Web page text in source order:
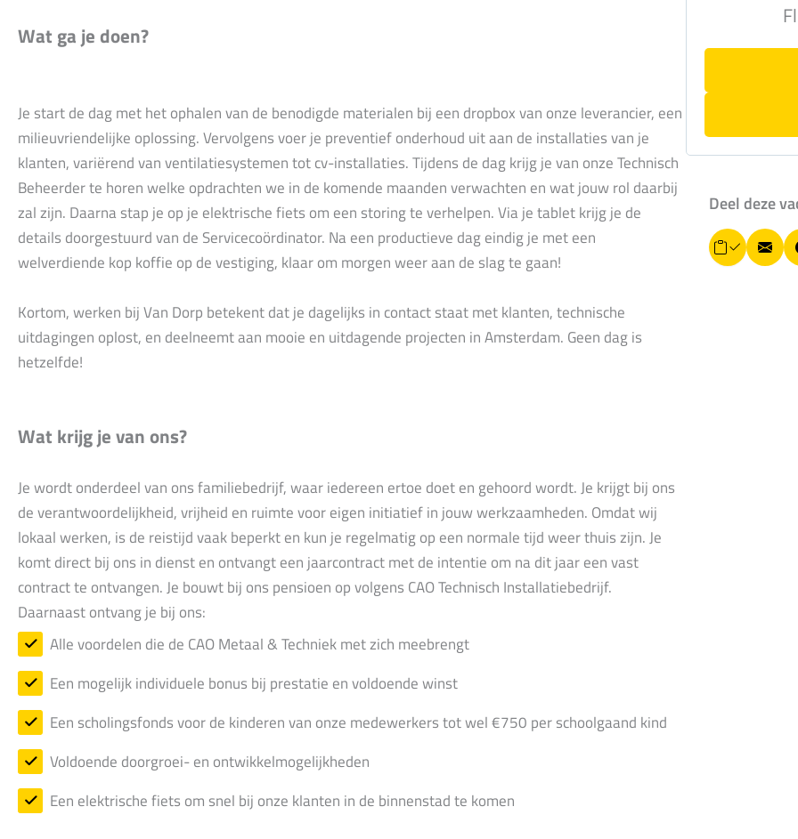
Wat ga je doen?
Je start de dag met het ophalen van de benodigde materialen bij een dropbox van onze leverancier, een
milieuvriendelijke oplossing. Vervolgens voer je preventief onderhoud uit aan de installaties van je
klanten, variërend van ventilatiesystemen tot cv-installaties. Tijdens de dag krijg je van onze Technisch
Beheerder te horen welke opdrachten we in de komende maanden verwachten en wat jouw rol daarbij
zal zijn. Daarna stap je op je elektrische fiets om een storing te verhelpen. Via je tablet krijg je de
details doorgestuurd van de Servicecoördinator. Na een productieve dag eindig je met een
welverdiende kop koffie op de vestiging, klaar om morgen weer aan de slag te gaan!
Kortom, werken bij Van Dorp betekent dat je dagelijks in contact staat met klanten, technische
uitdagingen oplost, en deelneemt aan mooie en uitdagende projecten in Amsterdam. Geen dag is
hetzelfde!
Wat krijg je van ons?
Je wordt onderdeel van ons familiebedrijf, waar iedereen ertoe doet en gehoord wordt. Je krijgt bij ons
de verantwoordelijkheid, vrijheid en ruimte voor eigen initiatief in jouw werkzaamheden. Omdat wij
lokaal werken, is de reistijd vaak beperkt en kun je regelmatig op een normale tijd weer thuis zijn. Je
komt direct bij ons in dienst en ontvangt een jaarcontract met de intentie om na dit jaar een vast
contract te ontvangen. Je bouwt bij ons pensioen op volgens CAO Technisch Installatiebedrijf.
Daarnaast ontvang je bij ons:
Alle voordelen die de CAO Metaal & Techniek met zich meebrengt
Een mogelijk individuele bonus bij prestatie en voldoende winst
Een scholingsfonds voor de kinderen van onze medewerkers tot wel €750 per schoolgaand kind
Voldoende doorgroei- en ontwikkelmogelijkheden
Een elektrische fiets om snel bij onze klanten in de binnenstad te komen
Deel deze
L
i
E